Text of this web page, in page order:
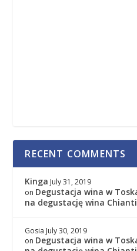
RECENT COMMENTS
Kinga July 31, 2019
on Degustacja wina w
na degustację wina Chianti
Gosia July 30, 2019
on Degustacja wina w